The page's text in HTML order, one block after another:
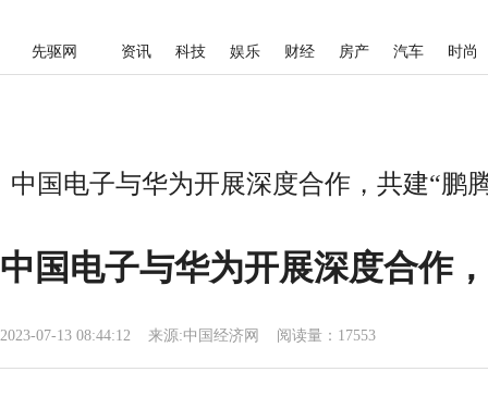
先驱网 资讯 科技 娱乐 财经 房产 汽车 时尚
中国电子与华为开展深度合作，共建“鹏
中国电子与华为开展深度合作
2023-07-13 08:44:12 来源:中国经济网 阅读量：17553